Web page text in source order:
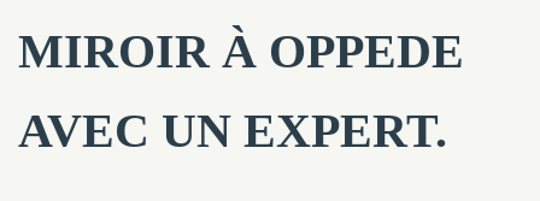
MIROIR À OPPEDE
AVEC UN EXPERT.
NOS CONSEILS
NOS AGENCES